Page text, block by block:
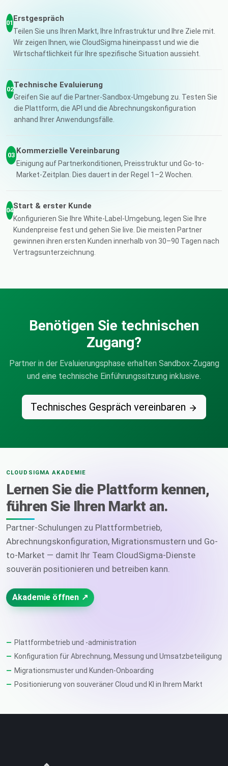
01Erstgespräch
Teilen Sie uns Ihren Markt, Ihre Infrastruktur und Ihre Ziele mit.
Wir zeigen Ihnen, wie CloudSigma hineinpasst und wie die
Wirtschaftlichkeit für Ihre spezifische Situation aussieht.
02Technische Evaluierung
Greifen Sie auf die Partner-Sandbox-Umgebung zu. Testen Sie
die Plattform, die API und die Abrechnungskonfiguration
anhand Ihrer Anwendungsfälle.
03 Kommerzielle Vereinbarung
Einigung auf Partnerkonditionen, Preisstruktur und Go-to-
Market-Zeitplan. Dies dauert in der Regel 1–2 Wochen.
04Start & erster Kunde
Konfigurieren Sie Ihre White-Label-Umgebung, legen Sie Ihre
Kundenpreise fest und gehen Sie live. Die meisten Partner
gewinnen ihren ersten Kunden innerhalb von 30–90 Tagen nach
Vertragsunterzeichnung.
Benötigen Sie technischen
Zugang?
Partner in der Evaluierungsphase erhalten Sandbox-Zugang
und eine technische Einführungssitzung inklusive.
Technisches Gespräch vereinbaren
CLOUDSIGMA AKADEMIE
Lernen Sie die Plattform kennen,
führen Sie Ihren Markt an.
Partner-Schulungen zu Plattformbetrieb,
Abrechnungskonfiguration, Migrationsmustern und Go-
to-Market — damit Ihr Team CloudSigma-Dienste
souverän positionieren und betreiben kann.
Akademie öffnen ↗
Plattformbetrieb und -administration
Konfiguration für Abrechnung, Messung und Umsatzbeteiligung
Migrationsmuster und Kunden-Onboarding
Positionierung von souveräner Cloud und KI in Ihrem Markt